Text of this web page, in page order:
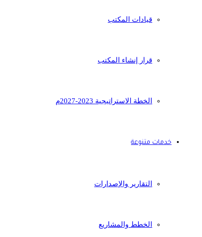
قيادات المكتب
قرار إنشاء المكتب
الخطة الاستراتيجية 2023-2027م
خدمات متنوعة
التقارير والإصدارات
الخطط والمشاريع